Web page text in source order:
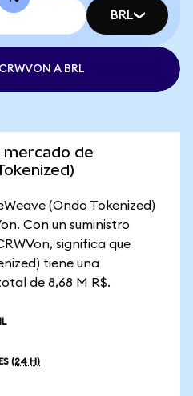
BRL
A BRL
mercado de
(Ondo Tokenized)
Con un suministro
significa que
tiene una
de 8,68 M R$.
(24 H)